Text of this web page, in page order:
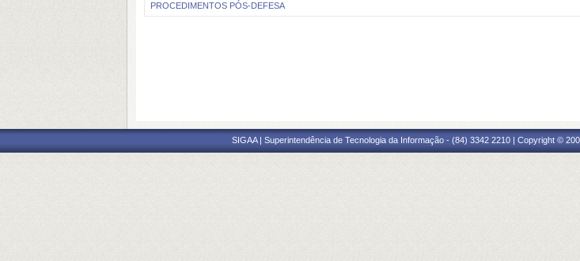
PROCEDIMENTOS PÓS-DEFESA
SIGAA | Superintendência de Tecnologia da Informação - (84) 3342 2210 | Copyright ©